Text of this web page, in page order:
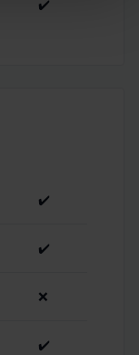
zu Ihrer
Partner für
bereitgestellt
✔️
✔️
✔️
❌
✔️